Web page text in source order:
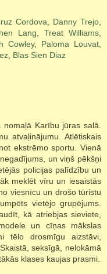
Cordova Danny Trejo
Lang Treat Williams
Cowley, Paloma Louvat
Blas Sien Diaz
Karību jūras salā.
atvaļinājumu. Atlētiskais
ekstrēmo sportu. Vienā
un viņš pēkšņi
policijas palīdzību un
meklēt vīru un iesaistās
viesnīcu un drošo tūristu
vietējo grupējums.
kā atriebjas sieviete,
un cīņas mākslas
tēlo drosmīgu aizstāvi,
seksīgā, nelokāmā
klases kaujas prasmi.